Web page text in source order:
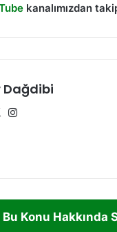
kanalımızdan
Dağdibi
X
Bu Konu Hakkında